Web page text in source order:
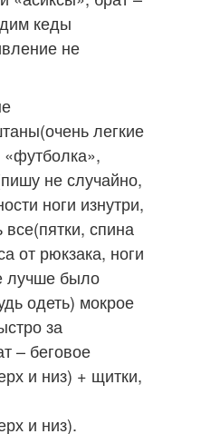
кеды
не
легкие
не случайно,
ноги изнутри,
спина
от рюкзака, ноги
лучше было
одеть) мокрое
за
– беговое
и низ) + щитки,
и низ).